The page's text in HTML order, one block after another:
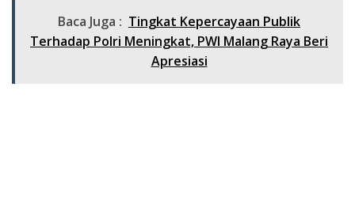
Baca Juga : Tingkat Kepercayaan Publik
Terhadap Polri Meningkat, PWI Malang Raya Beri
Apresiasi